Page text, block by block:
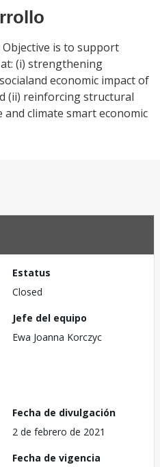
is to support
(i) strengthening
economic impact of
(ii) reinforcing structural
climate smart economic
Estatus
Closed
Jefe del equipo
Ewa Joanna Korczyc
Fecha de divulgación
2 de febrero de 2021
Fecha de vigencia